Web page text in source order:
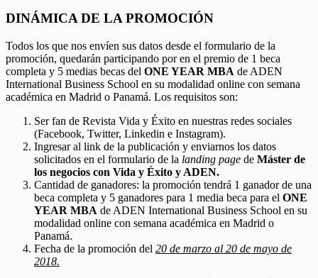
DINÁMICA DE LA PROMOCIÓN
Todos los que nos envíen sus datos desde el formulario de la
promoción, quedarán participando por en el premio de 1 beca
completa y 5 medias becas del ONE YEAR MBA de ADEN
International Business School en su modalidad online con semana
académica en Madrid o Panamá. Los requisitos son:
Ser fan de Revista Vida y Éxito en nuestras redes sociales
(Facebook, Twitter, Linkedin e Instagram).
Ingresar al link de la publicación y enviarnos los datos
solicitados en el formulario de la landing page de Máster de
los negocios con Vida y Éxito y ADEN.
Cantidad de ganadores: la promoción tendrá 1 ganador de una
beca completa y 5 ganadores para 1 media beca para el ONE
YEAR MBA de ADEN International Business School en su
modalidad online con semana académica en Madrid o
Panamá.
Fecha de la promoción del 20 de marzo al 20 de mayo de
2018.